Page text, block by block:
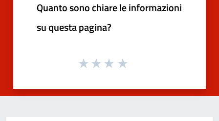
Quanto sono chiare le informazioni
su questa pagina?